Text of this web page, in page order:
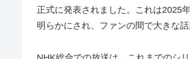
正式に発表されました。これは2025
明らかにされ、ファンの間で大きな話